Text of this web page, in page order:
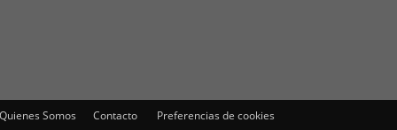
Quienes Somos Contacto Preferencias de cookies